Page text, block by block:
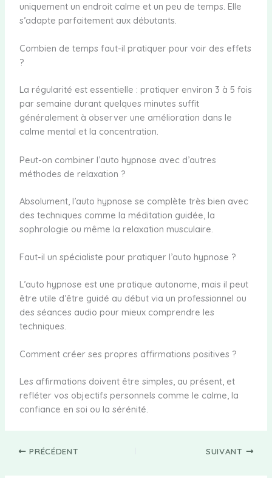
uniquement un endroit calme et un peu de temps. Elle
s’adapte parfaitement aux débutants.
Combien de temps faut-il pratiquer pour voir des effets
?
La régularité est essentielle : pratiquer environ 3 à 5 fois
par semaine durant quelques minutes suffit
généralement à observer une amélioration dans le
calme mental et la concentration.
Peut-on combiner l’auto hypnose avec d’autres
méthodes de relaxation ?
Absolument, l’auto hypnose se complète très bien avec
des techniques comme la méditation guidée, la
sophrologie ou même la relaxation musculaire.
Faut-il un spécialiste pour pratiquer l’auto hypnose ?
L’auto hypnose est une pratique autonome, mais il peut
être utile d’être guidé au début via un professionnel ou
des séances audio pour mieux comprendre les
techniques.
Comment créer ses propres affirmations positives ?
Les affirmations doivent être simples, au présent, et
refléter vos objectifs personnels comme le calme, la
confiance en soi ou la sérénité.
PRÉCÉDENT SUIVANT